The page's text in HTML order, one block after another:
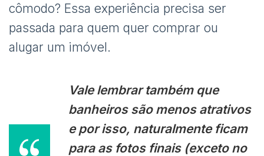
cômodo? Essa experiência precisa ser
passada para quem quer comprar ou
alugar um imóvel.
Vale lembrar também que
banheiros são menos atrativos
e por isso, naturalmente ficam
para as fotos finais (exceto no